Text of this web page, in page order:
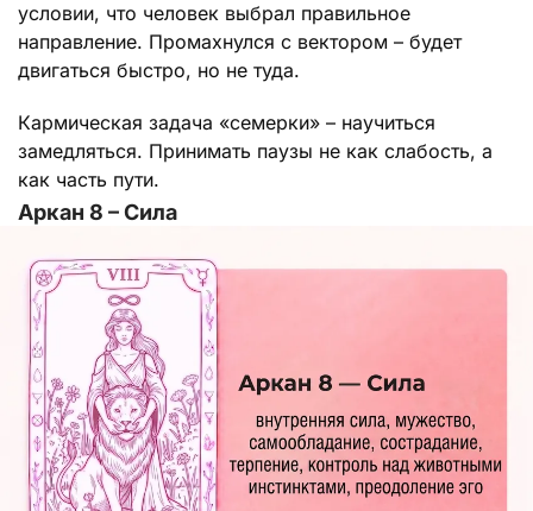
условии, что человек выбрал правильное
направление. Промахнулся с вектором – будет
двигаться быстро, но не туда.
Кармическая задача «семерки» – научиться
замедляться. Принимать паузы не как слабость, а
как часть пути.
Аркан 8 – Сила